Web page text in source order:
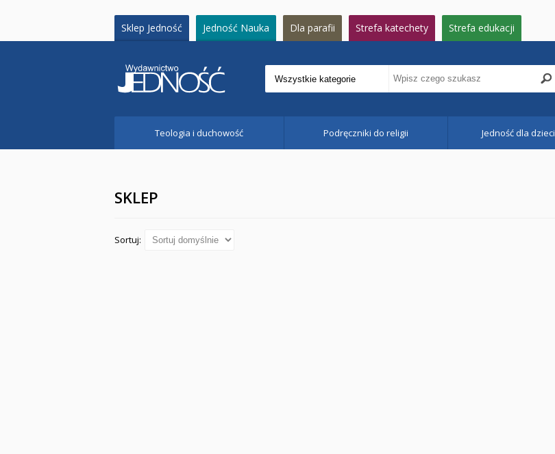
Sklep Jedność Jedność Nauka Dla parafii Strefa katechety Strefa edukacji
Teologia i duchowość Podręczniki do religii Jedność dla dzieci
SKLEP
Sortuj: